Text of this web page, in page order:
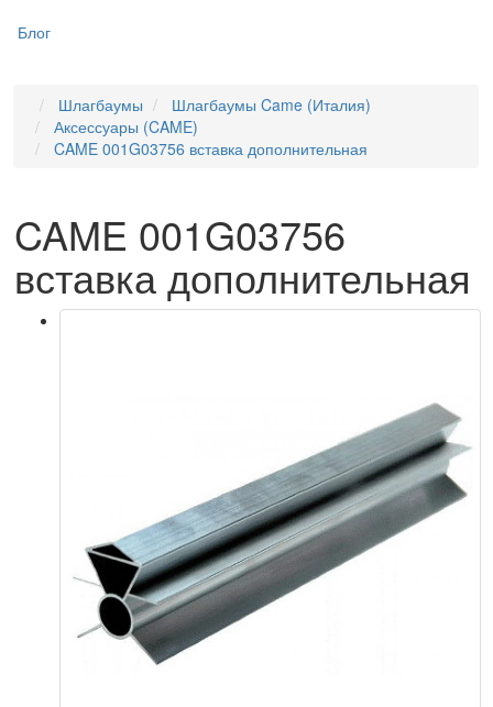
Блог
Шлагбаумы
Шлагбаумы Came (Италия)
Аксессуары (CAME)
CAME 001G03756 вставка дополнительная
CAME 001G03756
вставка дополнительная